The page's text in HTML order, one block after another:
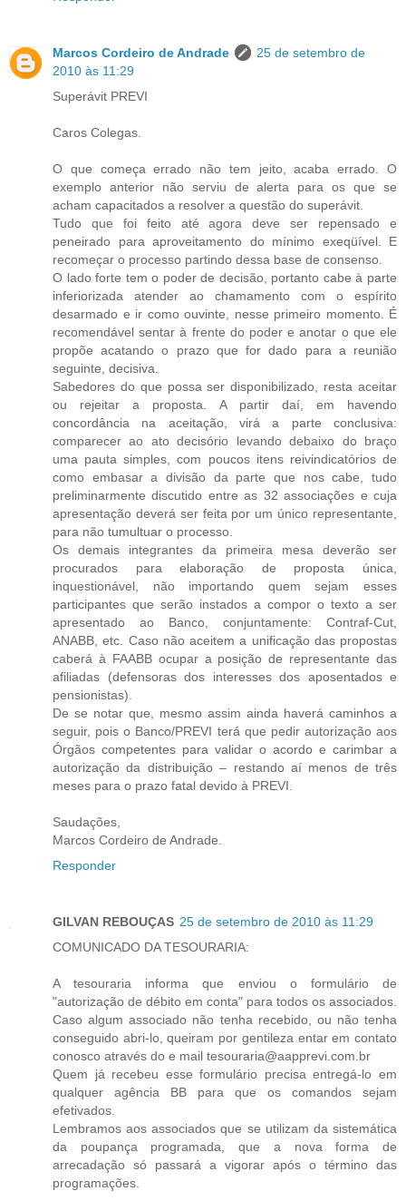
Marcos Cordeiro de Andrade
25 de setembro de
2010 às 11:29
Superávit PREVI
Caros Colegas.
O que começa errado não tem jeito, acaba errado. O
exemplo anterior não serviu de alerta para os que se
acham capacitados a resolver a questão do superávit.
Tudo que foi feito até agora deve ser repensado e
peneirado para aproveitamento do mínimo exeqüível. E
recomeçar o processo partindo dessa base de consenso.
O lado forte tem o poder de decisão, portanto cabe à parte
inferiorizada atender ao chamamento com o espírito
desarmado e ir como ouvinte, nesse primeiro momento. É
recomendável sentar à frente do poder e anotar o que ele
propõe acatando o prazo que for dado para a reunião
seguinte, decisiva.
Sabedores do que possa ser disponibilizado, resta aceitar
ou rejeitar a proposta. A partir daí, em havendo
concordância na aceitação, virá a parte conclusiva:
comparecer ao ato decisório levando debaixo do braço
uma pauta simples, com poucos itens reivindicatórios de
como embasar a divisão da parte que nos cabe, tudo
preliminarmente discutido entre as 32 associações e cuja
apresentação deverá ser feita por um único representante,
para não tumultuar o processo.
Os demais integrantes da primeira mesa deverão ser
procurados para elaboração de proposta única,
inquestionável, não importando quem sejam esses
participantes que serão instados a compor o texto a ser
apresentado ao Banco, conjuntamente: Contraf-Cut,
ANABB, etc. Caso não aceitem a unificação das propostas
caberá à FAABB ocupar a posição de representante das
afiliadas (defensoras dos interesses dos aposentados e
pensionistas).
De se notar que, mesmo assim ainda haverá caminhos a
seguir, pois o Banco/PREVI terá que pedir autorização aos
Órgãos competentes para validar o acordo e carimbar a
autorização da distribuição – restando aí menos de três
meses para o prazo fatal devido à PREVI.
Saudações,
Marcos Cordeiro de Andrade.
Responder
GILVAN REBOUÇAS 25 de setembro de 2010 às 11:29
COMUNICADO DA TESOURARIA:
A tesouraria informa que enviou o formulário de
"autorização de débito em conta" para todos os associados.
Caso algum associado não tenha recebido, ou não tenha
conseguido abri-lo, queiram por gentileza entar em contato
conosco através do e mail tesouraria@aapprevi.com.br
Quem já recebeu esse formulário precisa entregá-lo em
qualquer agência BB para que os comandos sejam
efetivados.
Lembramos aos associados que se utilizam da sistemática
da poupança programada, que a nova forma de
arrecadação só passará a vigorar após o término das
programações.